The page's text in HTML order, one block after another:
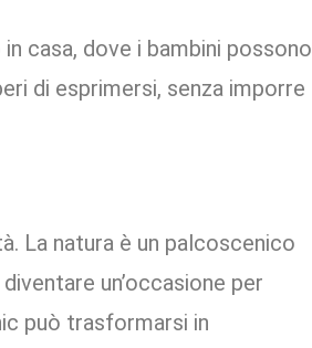
casa, dove i bambini possono
di esprimersi, senza imporre
La natura è un palcoscenico
un’occasione per
può trasformarsi in